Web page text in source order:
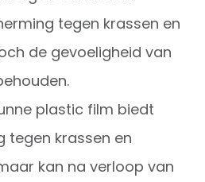
tegen krassen en
de gevoeligheid van
plastic film biedt
tegen krassen en
kan na verloop van